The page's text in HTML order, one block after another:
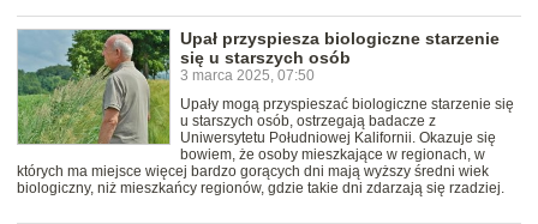
Upał przyspiesza biologiczne starzenie
się u starszych osób
3 marca 2025, 07:50
Upały mogą przyspieszać biologiczne starzenie się
u starszych osób, ostrzegają badacze z
Uniwersytetu Południowej Kalifornii. Okazuje się
bowiem, że osoby mieszkające w regionach, w
których ma miejsce więcej bardzo gorących dni mają wyższy średni wiek
biologiczny, niż mieszkańcy regionów, gdzie takie dni zdarzają się rzadziej.